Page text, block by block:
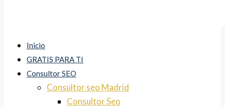
Inicio
GRATIS PARA TI
Consultor SEO
Consultor seo Madrid
Consultor Seo